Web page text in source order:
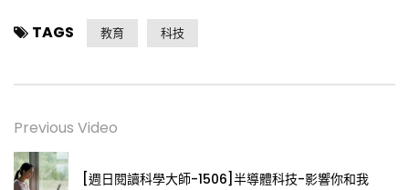
TAGS 教育 科技
Previous Video
[週日閱讀科學大師-1506]半導體科技-影響你和我